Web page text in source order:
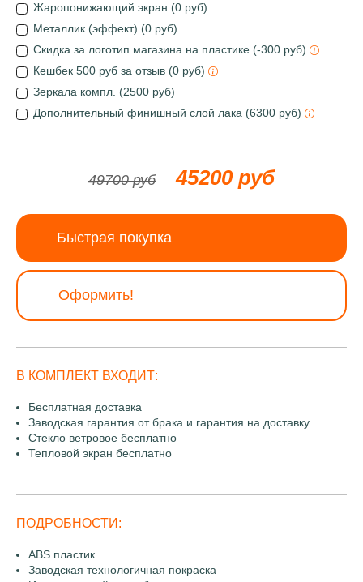
Жаропонижающий экран (0 руб)
Металлик (эффект) (0 руб)
Скидка за логотип магазина на пластике (-300 руб)
Кешбек 500 руб за отзыв (0 руб)
Зеркала компл. (2500 руб)
Дополнительный финишный слой лака (6300 руб)
49700 руб 45200 руб
Быстрая покупка
Оформить!
В КОМПЛЕКТ ВХОДИТ:
Бесплатная доставка
Заводская гарантия от брака и гарантия на доставку
Стекло ветровое бесплатно
Тепловой экран бесплатно
ПОДРОБНОСТИ:
ABS пластик
Заводская технологичная покраска